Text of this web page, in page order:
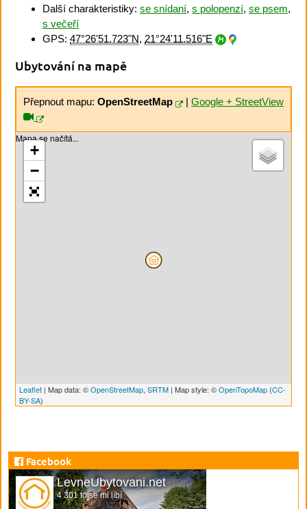
Další charakteristiky: se snídaní, s polopenzí, se psem,
s večeří
GPS: 47°26'51.723"N, 21°24'11.516"E
Ubytování na mapě
Přepnout mapu: OpenStreetMap | Google + StreetView
Mapa se načítá...
+
−
Leaflet | Map data: ©OpenStreetMap, SRTM | Map style: ©OpenTopoMap (CC-
BY-SA)
Facebook
LevneUbytovani.net
4 301 to se mi líbí